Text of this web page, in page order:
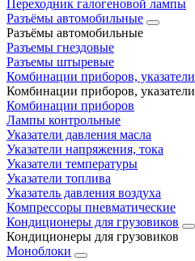
Переходник галогеновой лампы
Разъёмы автомобильные
Разъёмы автомобильные
Разъемы гнездовые
Разъемы штыревые
Комбинации приборов, указатели
Комбинации приборов, указатели
Комбинации приборов
Лампы контрольные
Указатели давления масла
Указатели напряжения, тока
Указатели температуры
Указатели топлива
Указатель давления воздуха
Компрессоры пневматические
Кондиционеры для грузовиков
Кондиционеры для грузовиков
Моноблоки